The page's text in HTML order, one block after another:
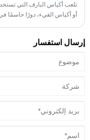
تلعب أكياس البارف التي
أو أكياس القيء، دورًا حاسمًا
والطائرات وحتى المركبات
المواد، والاعتبارات البيئية،
إرسال استفسار